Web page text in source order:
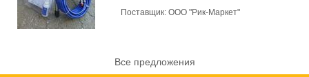
Поставщик: ООО "Рик-Маркет"
Все предложения